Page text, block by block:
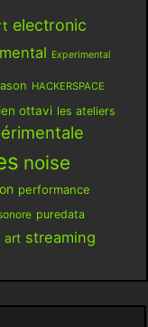
electronic
Experimental
HACKERSPACE
ottavi les ateliers
noise
performance
puredata
art streaming